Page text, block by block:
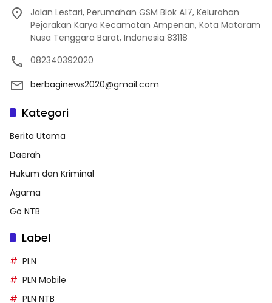
Jalan Lestari, Perumahan GSM Blok A17, Kelurahan
Pejarakan Karya Kecamatan Ampenan, Kota Mataram
Nusa Tenggara Barat, Indonesia 83118
082340392020
berbaginews2020@gmail.com
Kategori
Berita Utama
Daerah
Hukum dan Kriminal
Agama
Go NTB
Label
PLN
PLN Mobile
PLN NTB